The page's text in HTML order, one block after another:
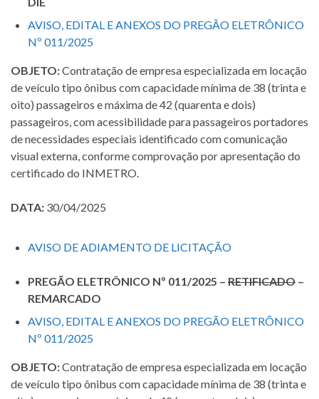
AVISO, EDITAL E ANEXOS DO PREGÃO ELETRÔNICO
Nº 011/2025
OBJETO:Contratação de empresa especializada em locação
de veículo tipo ônibus com capacidade mínima de 38 (trinta e
oito) passageiros e máxima de 42 (quarenta e dois)
passageiros, com acessibilidade para passageiros portadores
de necessidades especiais identificado com comunicação
visual externa, conforme comprovação por apresentação do
certificado do INMETRO.
DATA: 30/04/2025
AVISO DE ADIAMENTO DE LICITAÇÃO
PREGÃO ELETRÔNICO Nº 011/2025 – RETIFICADO –
REMARCADO
AVISO, EDITAL E ANEXOS DO PREGÃO ELETRÔNICO
Nº 011/2025
OBJETO:Contratação de empresa especializada em locação
de veículo tipo ônibus com capacidade mínima de 38 (trinta e